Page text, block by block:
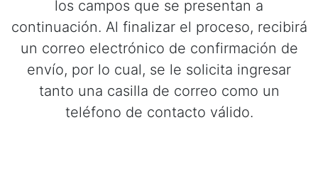
los campos que se presentan a
continuación. Al finalizar el proceso, recibirá
un correo electrónico de confirmación de
envío, por lo cual, se le solicita ingresar
tanto una casilla de correo como un
teléfono de contacto válido.